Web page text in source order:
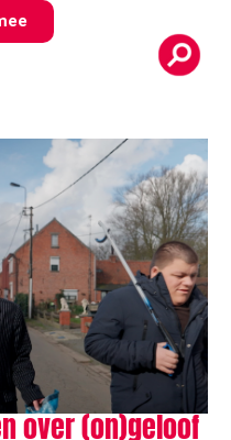
over (on)geloof